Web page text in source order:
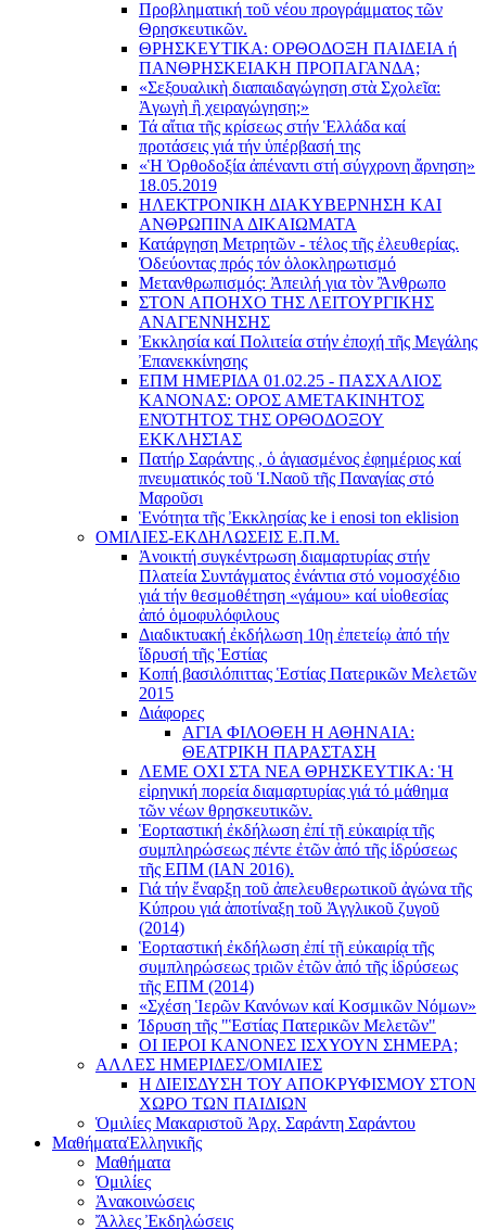
Προβληματική τοῦ νέου προγράμματος τῶν
Θρησκευτικῶν.
ΘΡΗΣΚΕΥΤΙΚΑ: ΟΡΘΟΔΟΞΗ ΠΑΙΔΕΙΑ ή
ΠΑΝΘΡΗΣΚΕΙΑΚΗ ΠΡΟΠΑΓΑΝΔΑ;
«Σεξουαλικὴ διαπαιδαγώγηση στὰ Σχολεῖα:
Ἀγωγὴ ἢ χειραγώγηση;»
Τά αἴτια τῆς κρίσεως στήν Ἑλλάδα καί
προτάσεις γιά τήν ὑπέρβασή της
«Ἡ Ὀρθοδοξία ἀπέναντι στή σύγχρονη ἄρνηση»
18.05.2019
ΗΛΕΚΤΡΟΝΙΚΗ ΔΙΑΚΥΒΕΡΝΗΣΗ ΚΑΙ
ΑΝΘΡΩΠΙΝΑ ΔΙΚΑΙΩΜΑΤΑ
Κατάργηση Μετρητῶν - τέλος τῆς ἐλευθερίας.
Ὁδεύοντας πρός τόν ὁλοκληρωτισμό
Μετανθρωπισμός: Ἀπειλή για τὸν Ἂνθρωπο
ΣΤΟΝ ΑΠΟΗΧΟ ΤΗΣ ΛΕΙΤΟΥΡΓΙΚΗΣ
ΑΝΑΓΕΝΝΗΣΗΣ
Ἐκκλησία καί Πολιτεία στήν ἐποχή τῆς Μεγάλης
Ἐπανεκκίνησης
ΕΠΜ ΗΜΕΡΙΔΑ 01.02.25 - ΠΑΣΧΑΛΙΟΣ
ΚΑΝΟΝΑΣ: ΟΡΟΣ ΑΜΕΤΑΚΙΝΗΤΟΣ
ΕΝΌΤΗΤΟΣ ΤΗΣ ΟΡΘΟΔΟΞΟΥ
ΕΚΚΛΗΣΊΑΣ
Πατήρ Σαράντης , ὁ ἁγιασμένος ἐφημέριος καί
πνευματικός τοῦ Ἱ.Ναοῦ τῆς Παναγίας στό
Μαροῦσι
Ἑνότητα τῆς Ἐκκλησίας ke i enosi ton eklision
ΟΜΙΛΙΕΣ-ΕΚΔΗΛΩΣΕΙΣ Ε.Π.Μ.
Ἀνοικτή συγκέντρωση διαμαρτυρίας στήν
Πλατεία Συντάγματος ἐνάντια στό νομοσχέδιο
γιά τήν θεσμοθέτηση «γάμου» καί υἱοθεσίας
ἀπό ὁμοφυλόφιλους
Διαδικτυακή ἐκδήλωση 10ῃ ἐπετείῳ ἀπό τήν
ἵδρυσή τῆς Ἑστίας
Κοπή βασιλόπιττας Ἑστίας Πατερικῶν Μελετῶν
2015
Διάφορες
ΑΓΙΑ ΦΙΛΟΘΕΗ Η ΑΘΗΝΑΙΑ:
ΘΕΑΤΡΙΚΗ ΠΑΡΑΣΤΑΣΗ
ΛΕΜΕ ΟΧΙ ΣΤΑ ΝΕΑ ΘΡΗΣΚΕΥΤΙΚΑ: Ἡ
εἰρηνική πορεία διαμαρτυρίας γιά τό μάθημα
τῶν νέων θρησκευτικῶν.
Ἑορταστική ἐκδήλωση ἐπί τῇ εὐκαιρίᾳ τῆς
συμπληρώσεως πέντε ἐτῶν ἀπό τῆς ἱδρύσεως
τῆς ΕΠΜ (ΙΑΝ 2016).
Γιά τήν ἔναρξη τοῦ ἀπελευθερωτικοῦ ἀγώνα τῆς
Κύπρου γιά ἀποτίναξη τοῦ Ἀγγλικοῦ ζυγοῦ
(2014)
Ἑορταστική ἐκδήλωση ἐπί τῇ εὐκαιρίᾳ τῆς
συμπληρώσεως τριῶν ἐτῶν ἀπό τῆς ἱδρύσεως
τῆς ΕΠΜ (2014)
«Σχέση Ἱερῶν Κανόνων καί Κοσμικῶν Νόμων»
Ίδρυση τῆς "Ἑστίας Πατερικῶν Μελετῶν"
ΟΙ ΙΕΡΟΙ ΚΑΝΟΝΕΣ ΙΣΧΥΟΥΝ ΣΗΜΕΡΑ;
ΑΛΛΕΣ ΗΜΕΡΙΔΕΣ/ΟΜΙΛΙΕΣ
Η ΔΙΕΙΣΔΥΣΗ ΤΟΥ ΑΠΟΚΡΥΦΙΣΜΟΥ ΣΤΟΝ
ΧΩΡΟ ΤΩΝ ΠΑΙΔΙΩΝ
Ὁμιλίες Μακαριστοῦ Ἀρχ. Σαράντη Σαράντου
ΜαθήματαἙλληνικῆς
Μαθήματα
Ὁμιλίες
Ἀνακοινώσεις
Ἄλλες Ἐκδηλώσεις